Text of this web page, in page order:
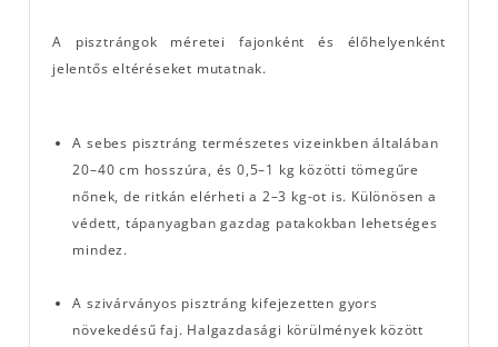
A pisztrángok méretei fajonként és élőhelyenként
jelentős eltéréseket mutatnak.
A sebes pisztráng természetes vizeinkben általában
20–40 cm hosszúra, és 0,5–1 kg közötti tömegűre
nőnek, de ritkán elérheti a 2–3 kg-ot is. Különösen a
védett, tápanyagban gazdag patakokban lehetséges
mindez.
A szivárványos pisztráng kifejezetten gyors
növekedésű faj. Halgazdasági körülmények között